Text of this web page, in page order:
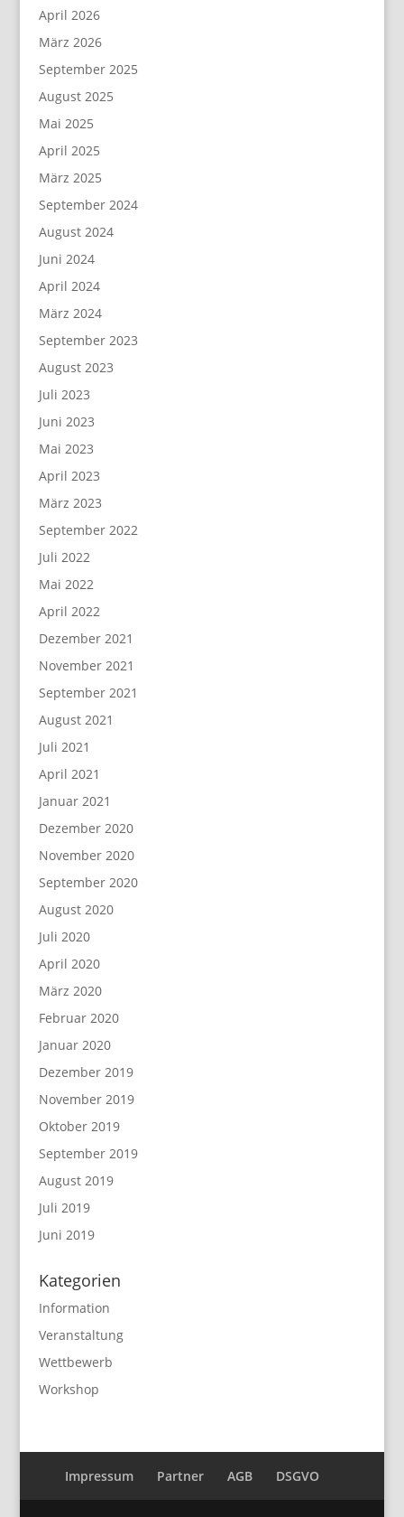
April 2026
März 2026
September 2025
August 2025
Mai 2025
April 2025
März 2025
September 2024
August 2024
Juni 2024
April 2024
März 2024
September 2023
August 2023
Juli 2023
Juni 2023
Mai 2023
April 2023
März 2023
September 2022
Juli 2022
Mai 2022
April 2022
Dezember 2021
November 2021
September 2021
August 2021
Juli 2021
April 2021
Januar 2021
Dezember 2020
November 2020
September 2020
August 2020
Juli 2020
April 2020
März 2020
Februar 2020
Januar 2020
Dezember 2019
November 2019
Oktober 2019
September 2019
August 2019
Juli 2019
Juni 2019
Kategorien
Information
Veranstaltung
Wettbewerb
Workshop
Impressum Partner AGB DSGVO